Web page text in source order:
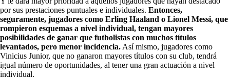
por sus prestaciones puntuales e individuales. Entonces,
seguramente, jugadores como Erling Haaland o Lionel Messi, que
rompieron esquemas a nivel individual, tengan mayores
posibilidades de ganar que futbolistas con muchos títulos
levantados, pero menor incidencia. Así mismo, jugadores como
Vinicius Junior, que no ganaron mayores títulos con su club, tendrá
igual número de oportunidades, al tener una gran actuación a nivel
individual.